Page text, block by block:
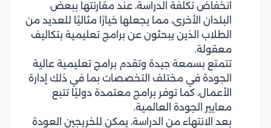
انخفاض تكلفة الدراسة، عند مقارنتها ببعض
البلدان الأخرى، مما يجعلها خيارًا مثاليًا للعديد من
الطلاب الذين يبحثون عن برامج تعليمية بتكاليف
معقولة.
تتمتع بسمعة جيدة وتقدم برامج تعليمية عالية
الجودة في مختلف التخصصات بما في ذلك إدارة
الأعمال، كما توفر برامج معتمدة دوليًا تتبع
معايير الجودة العالمية.
بعد الانتهاء من الدراسة، يمكن للخريجين العودة